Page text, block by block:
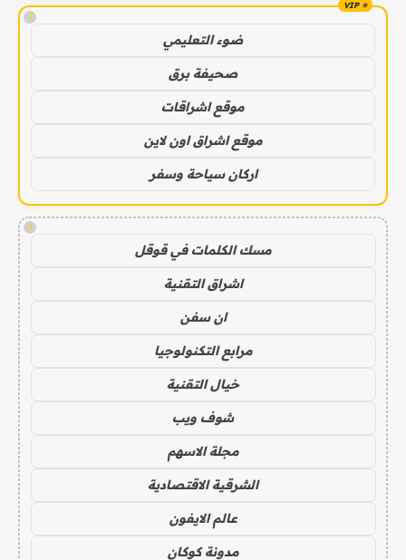
!
ضوء التعليمي
صحيفة برق
موقع اشراقات
موقع اشراق اون لاين
اركان سياحة وسفر
!
مسك الكلمات في قوقل
اشراق التقنية
ان سفن
مرابع التكنولوجيا
خيال التقنية
شوف ويب
مجلة الاسهم
الشرقية الاقتصادية
عالم الايفون
مدونة كوكان